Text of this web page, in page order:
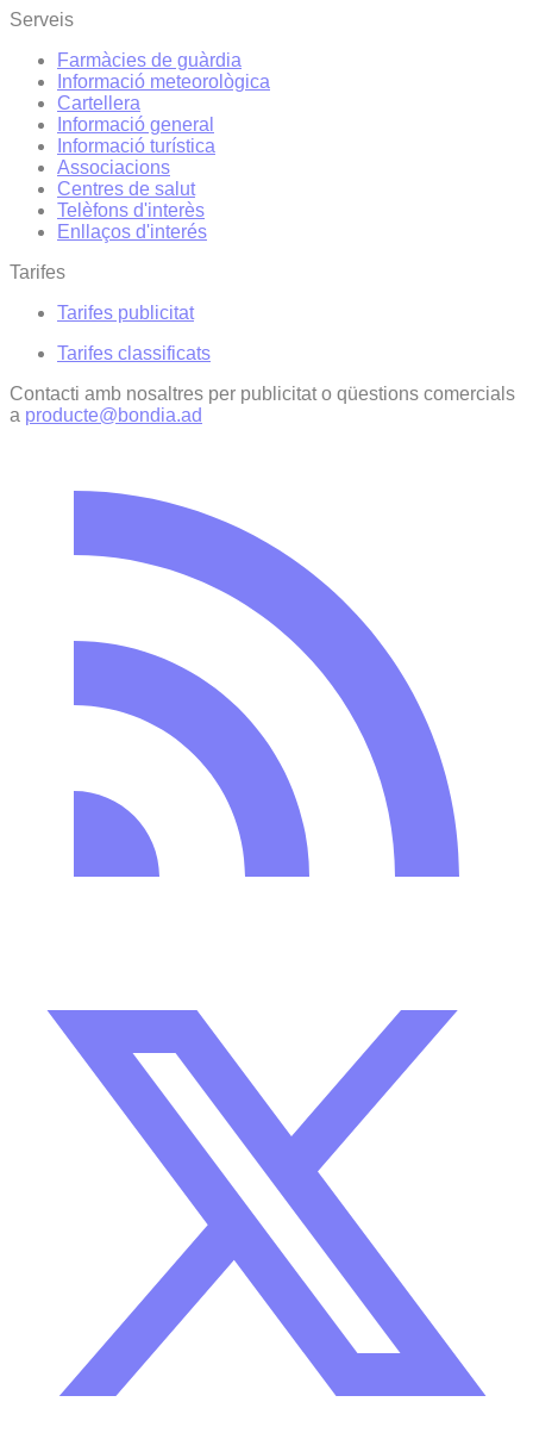
Serveis
Farmàcies de guàrdia
Informació meteorològica
Cartellera
Informació general
Informació turística
Associacions
Centres de salut
Telèfons d'interès
Enllaços d'interés
Tarifes
Tarifes publicitat
Tarifes classificats
Contacti amb nosaltres per publicitat o qüestions comercials
a producte@bondia.ad